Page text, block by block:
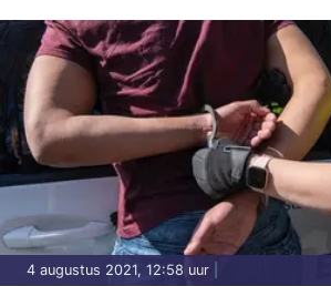
4 augustus 2021, 12:58 uur